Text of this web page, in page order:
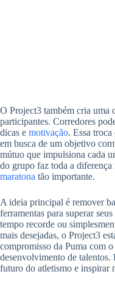
O Project3 também cria uma
participantes. Corredores
dicas e motivação. Essa
em busca de um objetivo
mútuo que impulsiona cada
do grupo faz toda a diferença
maratona tão importante.
A ideia principal é remover
ferramentas para superar
tempo recorde ou
mais desejadas, o Project3
compromisso da Puma com
desenvolvimento de
futuro do atletismo e inspirar